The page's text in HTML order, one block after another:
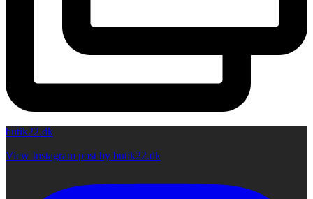
butik22.dk
View Instagram post by butik22.dk